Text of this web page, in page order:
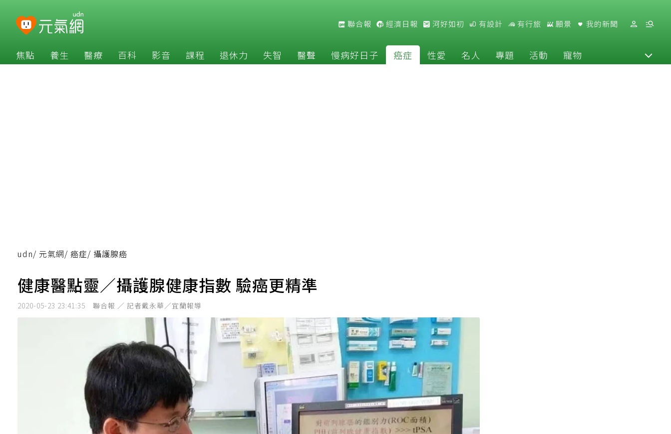
聯合報 經濟日報 河好如初 有設計 有行旅 願景 我的新聞
焦點 養生 醫療 百科 影音 課程 退休力 失智 醫聲 慢病好日子 癌症 性愛 名人 專題 活動 寵物
udn/ 元氣網/ 癌症/ 攝護腺癌
健康醫點靈／攝護腺健康指數 驗癌更精準
2020-05-23 23:41:35 聯合報 ／ 記者戴永華／宜蘭報導